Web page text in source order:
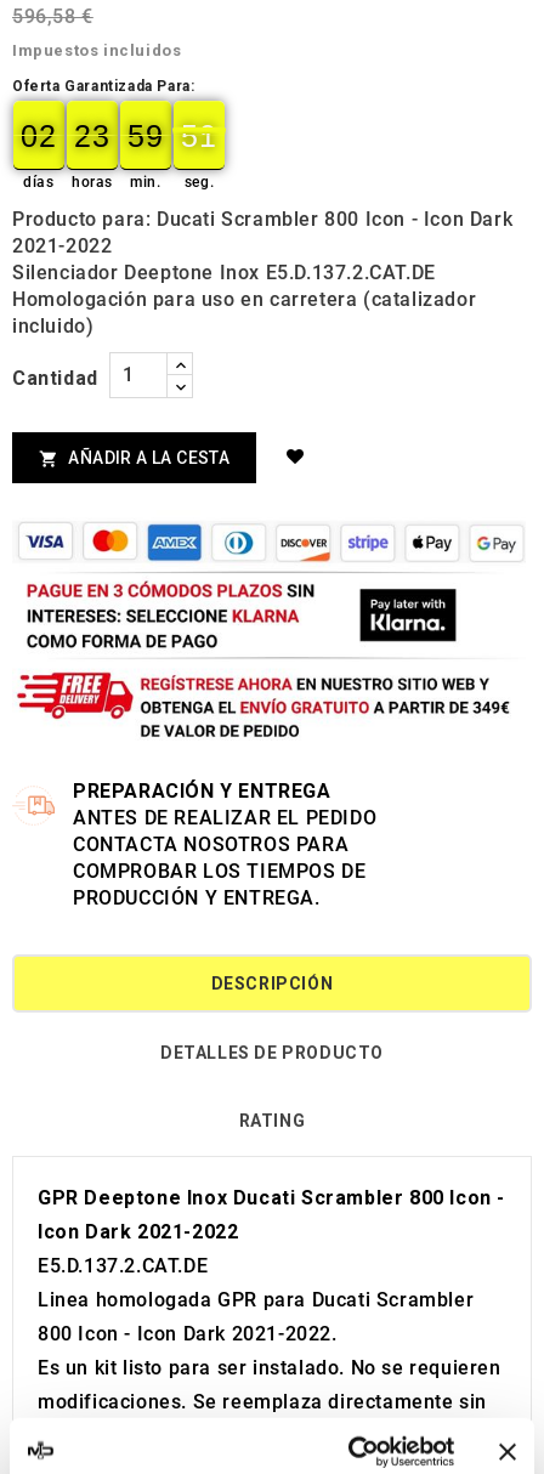
596,58 €
Impuestos incluidos
Oferta Garantizada Para:
02
02
00
días
23
23
00
horas
59
59
00
min.
50
50
51
seg.
Producto para: Ducati Scrambler 800 Icon - Icon Dark
2021-2022
Silenciador Deeptone Inox E5.D.137.2.CAT.DE
Homologación para uso en carretera (catalizador
incluido)
Cantidad
 AÑADIR A LA CESTA
PREPARACIÓN Y ENTREGA
ANTES DE REALIZAR EL PEDIDO
CONTACTA NOSOTROS PARA
COMPROBAR LOS TIEMPOS DE
PRODUCCIÓN Y ENTREGA.
DESCRIPCIÓN
DETALLES DE PRODUCTO
RATING
GPR Deeptone Inox Ducati Scrambler 800 Icon -
Icon Dark 2021-2022
E5.D.137.2.CAT.DE
Linea homologada GPR para Ducati Scrambler
800 Icon - Icon Dark 2021-2022.
Es un kit listo para ser instalado. No se requieren
modificaciones. Se reemplaza directamente sin
ninguna modificación.